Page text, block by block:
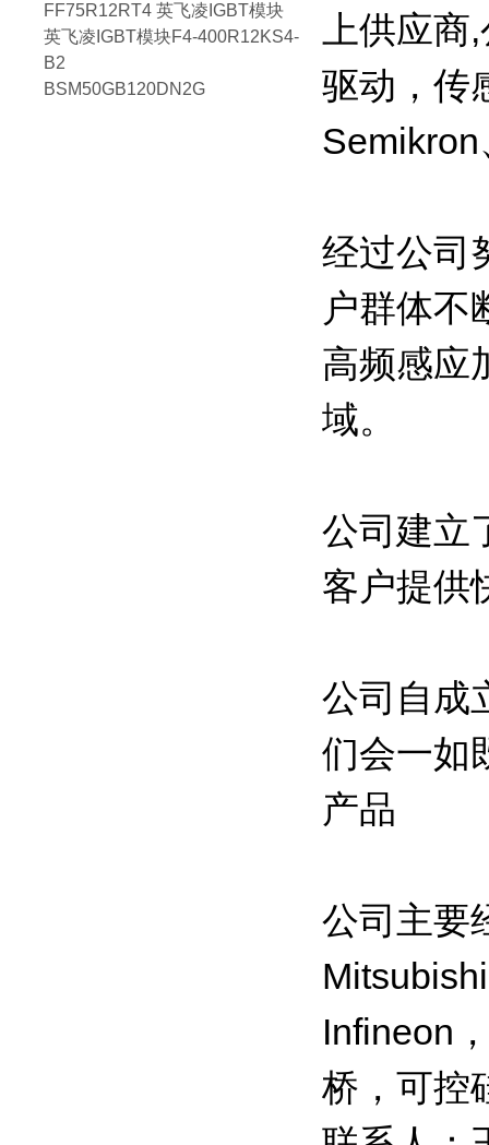
上供应
驱动，传
经过公司
户群体不
高频感应
域。
公司建立
客户提供
公司自成
们会一如
产品
公司主要
Infineon
桥，可控
FF75R12RT4 英飞凌IGBT模块
英飞凌IGBT模块F4-400R12KS4-
B2
BSM50GB120DN2G